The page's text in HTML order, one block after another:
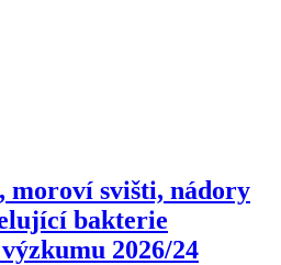
moroví svišti, nádory
bakterie
2026/24